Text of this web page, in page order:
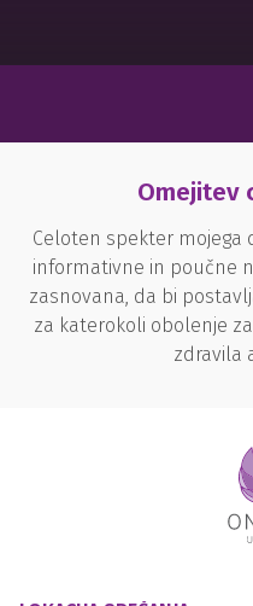
Omejitev
Celoten spekter mojega
informativne in poučne
zasnovana, da bi
za katerokoli obolenje
zdravila